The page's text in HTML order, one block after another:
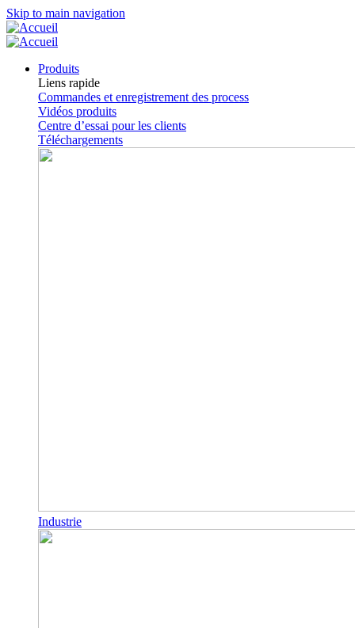
Skip to main navigation
Produits
Liens rapide
Commandes et enregistrement des process
Vidéos produits
Centre d’essai pour les clients
Téléchargements
Industrie